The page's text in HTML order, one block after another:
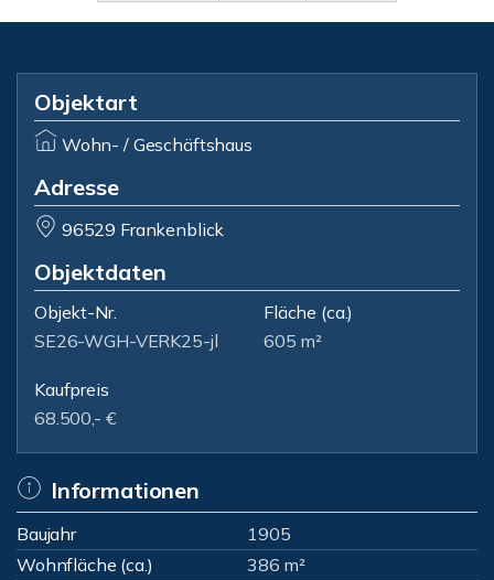
Objektart
Wohn- / Geschäftshaus
Adresse
96529 Frankenblick
Objektdaten
Objekt-Nr.
SE26-WGH-VERK25-jl
Fläche (ca.)
605 m²
Kaufpreis
68.500,- €
Informationen
Baujahr
1905
Wohnfläche (ca.)
386 m²